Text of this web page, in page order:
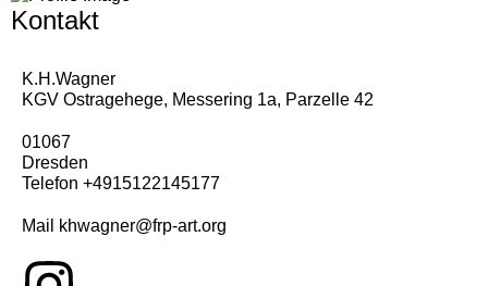
Kontakt
K.H.Wagner
KGV Ostragehege, Messering 1a, Parzelle 42
01067
Dresden
Telefon +4915122145177
Mail khwagner@frp-art.org